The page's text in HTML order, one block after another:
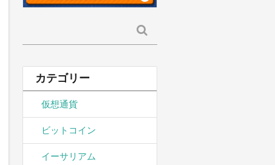
索:
カテゴリー
仮想通貨
ビットコイン
イーサリアム